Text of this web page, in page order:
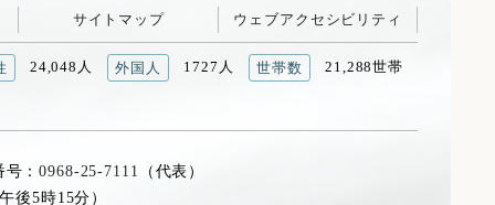
サイトマップ ウェブアクセシビリティ
24,048人 外国人 1727人 世帯数 21,288世帯
号：0968-25-7111
（代表）
後5時15分）